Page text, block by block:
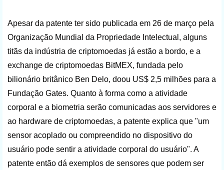
Apesar da patente ter sido publicada em 26 de março pela
Organização Mundial da Propriedade Intelectual, alguns
titãs da indústria de criptomoedas já estão a bordo, e a
exchange de criptomoedas BitMEX, fundada pelo
bilionário britânico Ben Delo, doou US$ 2,5 milhões para a
Fundação Gates. Quanto à forma como a atividade
corporal e a biometria serão comunicadas aos servidores e
ao hardware de criptomoedas, a patente explica que "um
sensor acoplado ou compreendido no dispositivo do
usuário pode sentir a atividade corporal do usuário". A
patente então dá exemplos de sensores que podem ser